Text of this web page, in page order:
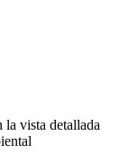
la vista detallada